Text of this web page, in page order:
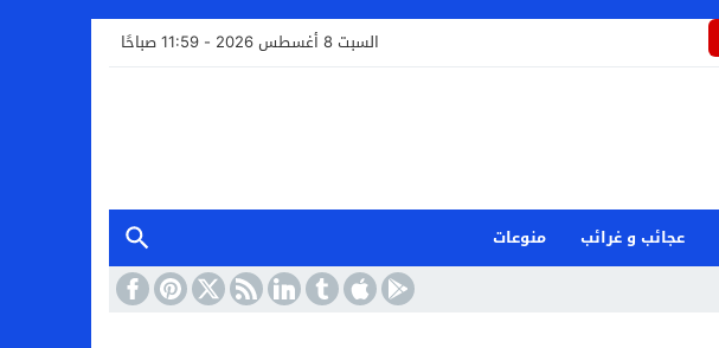
السبت 8 أغسطس 2026 - 11:59 صباحًا
عجائب و غرائب
منوعات